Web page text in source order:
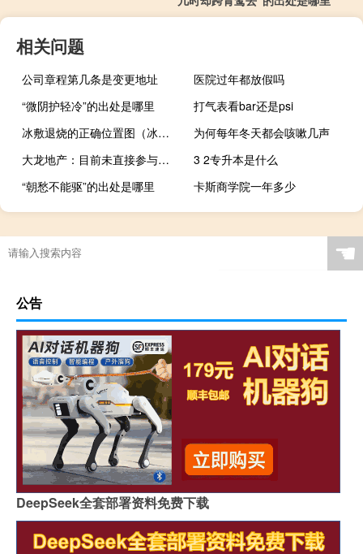
相关问题
公司章程第几条是变更地址
医院过年都放假吗
“微阴护轻冷”的出处是哪里
打气表看bar还是psi
冰敷退烧的正确位置图（冰敷退热的正确方法）
为何每年冬天都会咳嗽几声
大龙地产：目前未直接参与城中村项目的开发
3 2专升本是什么
“朝愁不能驱”的出处是哪里
卡斯商学院一年多少
☚
公告
DeepSeek全套部署资料免费下载